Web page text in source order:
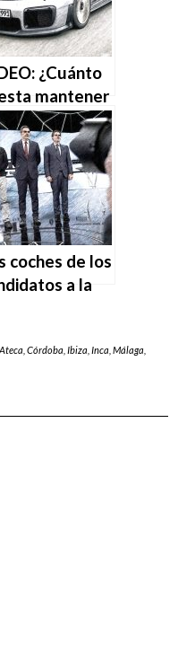
¿Cuánto
mantener
coches de los
a la
a los
Ateca Córdoba Ibiza Inca Málaga